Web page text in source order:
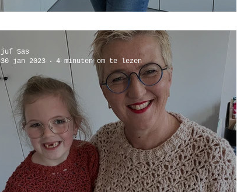
juf Sas
30 jan 2023
4 minuten om te lezen